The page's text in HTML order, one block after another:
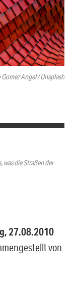
Angel / Unsplash
was die Straßen der
27.08.2010
von